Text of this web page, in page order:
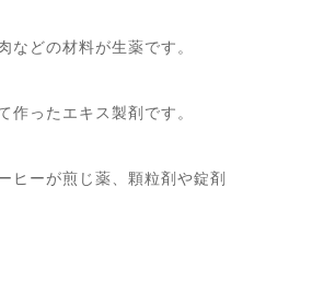
などの材料が生薬です。
作ったエキス製剤です。
ヒーが煎じ薬、顆粒剤や錠剤